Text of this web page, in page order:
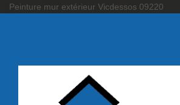
Peinture mur extérieur Vicdessos 09220